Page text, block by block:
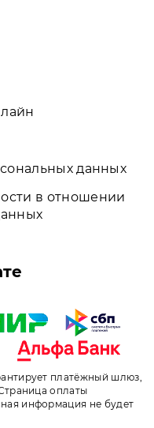
данных
в отношении
платёжный шлюз,
оплаты
информация не будет